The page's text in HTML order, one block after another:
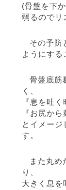
(骨盤を下
弱るのでリ
その予防
ようにする
骨盤底筋
く、
『息を吐
『お尻か
とイメージ
す。
また丸め
り、
大きく息を